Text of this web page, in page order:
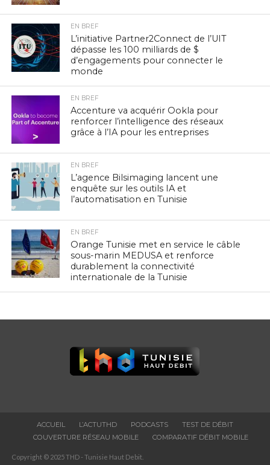
EN BREF
L’initiative Partner2Connect de l’UIT
dépasse les 100 milliards de $
d’engagements pour connecter le
monde
EN BREF
Accenture va acquérir Ookla pour
renforcer l’intelligence des réseaux
grâce à l’IA pour les entreprises
EN BREF
L’agence Bilsimaging lancent une
enquête sur les outils IA et
l’automatisation en Tunisie
EN BREF
Orange Tunisie met en service le câble
sous-marin MEDUSA et renforce
durablement la connectivité
internationale de la Tunisie
ACCUEIL L’ACTUTHD PODCASTS
TEST DE DÉBIT
COUVERTURE RÉSEAU MOBILE
COMPARATIF DÉBIT MOBILE
Copyright © 2025 THD - Tunisie Haut Debit.